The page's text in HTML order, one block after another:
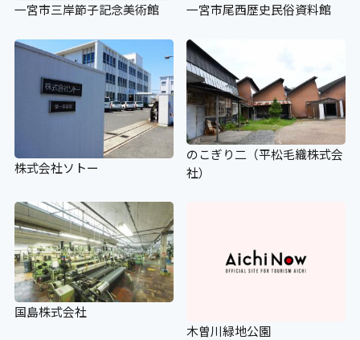
一宮市三岸節子記念美術館 一宮市尾西歴史民俗資料館
株式会社ソトー
のこぎり二（平松毛織株式会
社）
国島株式会社
木曽川緑地公園